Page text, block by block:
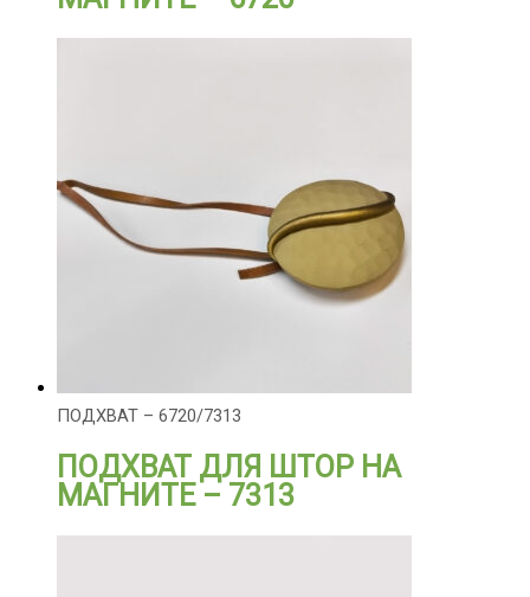
ПОДХВАТ – 6720/7313
ПОДХВАТ ДЛЯ ШТОР НА
МАГНИТЕ – 7313